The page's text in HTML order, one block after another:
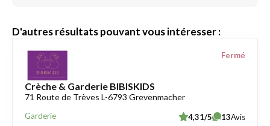
D'autres résultats pouvant vous intéresser :
Crèche & Garderie BIBISKIDS
71 Route de Trèves L-6793 Grevenmacher
Garderie
Fermé
4,31/5 13Avis